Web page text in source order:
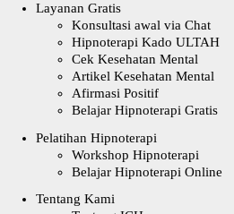
Layanan Gratis
Konsultasi awal via Chat
Hipnoterapi Kado ULTAH
Cek Kesehatan Mental
Artikel Kesehatan Mental
Afirmasi Positif
Belajar Hipnoterapi Gratis
Pelatihan Hipnoterapi
Workshop Hipnoterapi
Belajar Hipnoterapi Online
Tentang Kami